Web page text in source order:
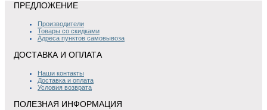
ПРЕДЛОЖЕНИЕ
Производители
Товары со скидками
Адреса пунктов самовывоза
ДОСТАВКА И ОПЛАТА
Наши контакты
Доставка и оплата
Условия возврата
ПОЛЕЗНАЯ ИНФОРМАЦИЯ